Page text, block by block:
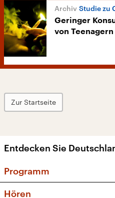
Studie zu
Geringer
von Teenagern
Zur Startseite
Entdecken Sie
Programm
Hören